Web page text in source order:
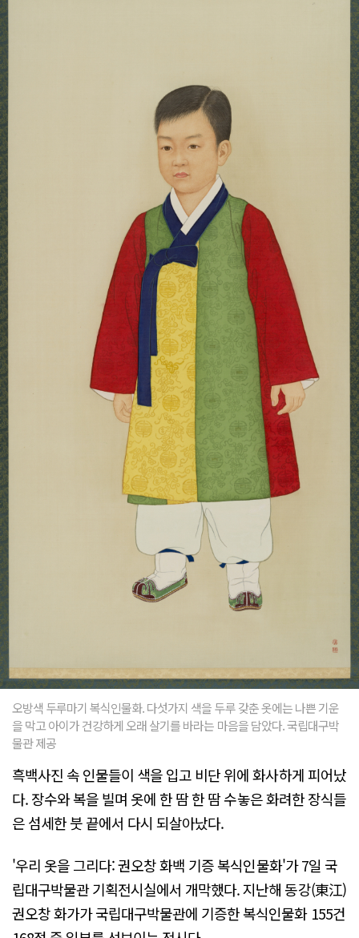
오방색 두루마기 복식인물화. 다섯가지 색을 두루 갖춘 옷에는 나쁜 기운
을 막고 아이가 건강하게 오래 살기를 바라는 마음을 담았다. 국립대구박
물관 제공
흑백사진 속 인물들이 색을 입고 비단 위에 화사하게 피어났
다. 장수와 복을 빌며 옷에 한 땀 한 땀 수놓은 화려한 장식들
은 섬세한 붓 끝에서 다시 되살아났다.
'우리 옷을 그리다: 권오창 화백 기증 복식인물화'가 7일 국
립대구박물관 기획전시실에서 개막했다. 지난해 동강(東江)
권오창 화가가 국립대구박물관에 기증한 복식인물화 155건